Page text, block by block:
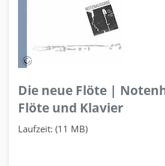
Die neue Flöte |
Flöte und Klavier
Laufzeit: (11 MB)